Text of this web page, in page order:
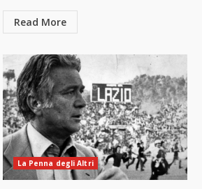
Read More
La Penna degli Altri